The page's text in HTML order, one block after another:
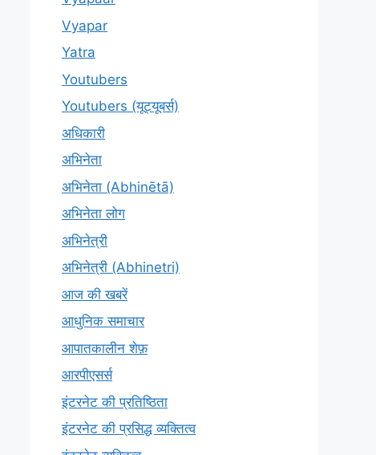
Vyapar
Yatra
Youtubers
Youtubers (यूट्यूबर्स)
अधिकारी
अभिनेता
अभिनेता (Abhinētā)
अभिनेता लोग
अभिनेत्री
अभिनेत्री (Abhinetri)
आज की खबरें
आधुनिक समाचार
आपातकालीन शेफ़
आरपीएसर्स
इंटरनेट की प्रतिष्ठिता
इंटरनेट की प्रसिद्ध व्यक्तित्व